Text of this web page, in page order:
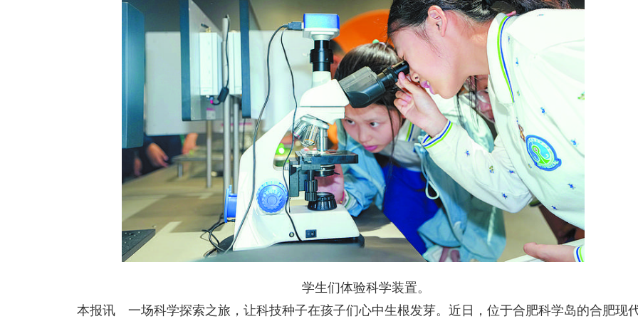
学生们体验科学装置。
本报讯 一场科学探索之旅，让科技种子在孩子们心中生根发芽。近日，位于合肥科学岛的合肥现